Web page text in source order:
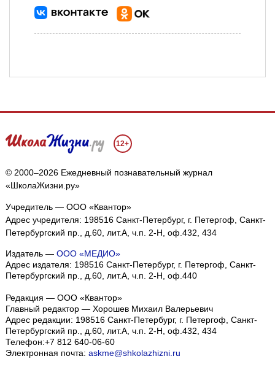
12+
© 2000–2026 Ежедневный познавательный журнал
«ШколаЖизни.ру»
Учредитель — ООО «Квантор»
Адрес учредителя: 198516 Санкт-Петербург, г. Петергоф, Санкт-
Петербургский пр., д.60, лит.А, ч.п. 2-Н, оф.432, 434
Издатель — ООО «МЕДИО»
Адрес издателя: 198516 Санкт-Петербург, г. Петергоф, Санкт-
Петербургский пр., д.60, лит.А, ч.п. 2-Н, оф.440
Редакция — ООО «Квантор»
Главный редактор — Хорошев Михаил Валерьевич
Адрес редакции: 198516 Санкт-Петербург, г. Петергоф Санкт-
Петербургский пр., д.60, лит.А, ч.п. 2-Н, оф.432, 434
Телефон:+7 812 640-06-60
Электронная почта: askme@shkolazhizni.ru